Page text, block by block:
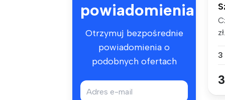
powiadomienia
Otrzymuj bezpośrednie
powiadomienia o
podobnych ofertach
3